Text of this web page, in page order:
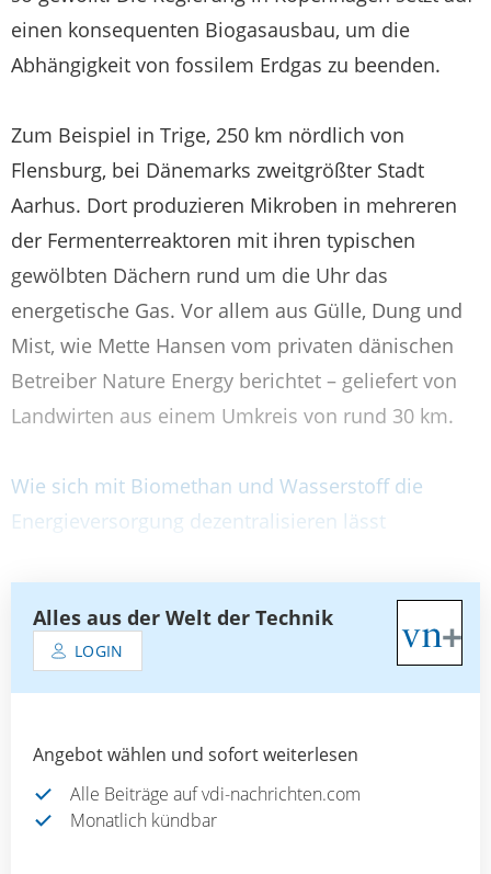
einen konsequenten Biogasausbau, um die
Abhängigkeit von fossilem Erdgas zu beenden.
Zum Beispiel in Trige, 250 km nördlich von
Flensburg, bei Dänemarks zweitgrößter Stadt
Aarhus. Dort produzieren Mikroben in mehreren
der Fermenterreaktoren mit ihren typischen
gewölbten Dächern rund um die Uhr das
energetische Gas. Vor allem aus Gülle, Dung und
Mist, wie Mette Hansen vom privaten dänischen
Betreiber Nature Energy berichtet – geliefert von
Landwirten aus einem Umkreis von rund 30 km.
Wie sich mit Biomethan und Wasserstoff die
Energieversorgung dezentralisieren lässt
Alles aus der Welt der Technik
LOGIN
Angebot wählen und sofort weiterlesen
Alle Beiträge auf vdi-nachrichten.com
Monatlich kündbar